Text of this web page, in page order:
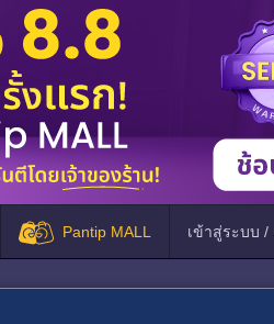
Pantip MALL เข้าสู่ระบบ